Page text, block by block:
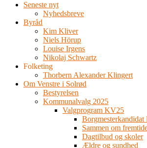
Seneste nyt
Nyhedsbreve
Byråd
Kim Kliver
Niels Hörup
Louise Irgens
Nikolaj Schwartz
Folketing
Thorbern Alexander Klingert
Om Venstre i Solrød
Bestyrelsen
Kommunalvalg 2025
Valgprogram KV25
Sammen om
Dagtilbud og skoler
Ældre og sundhed